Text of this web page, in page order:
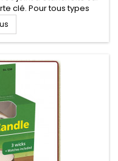
clé. Pour tous types